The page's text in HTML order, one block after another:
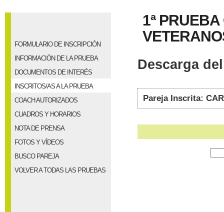
FORMULARIO DE INSCRIPCIÓN
INFORMACIÓN DE LA PRUEBA
DOCUMENTOS DE INTERÉS
INSCRITOS/AS A LA PRUEBA
COACH AUTORIZADOS
CUADROS Y HORARIOS
NOTA DE PRENSA
FOTOS Y VÍDEOS
BUSCO PAREJA
VOLVER A TODAS LAS PRUEBAS
1ª
Descarga
Pareja Inscrita: